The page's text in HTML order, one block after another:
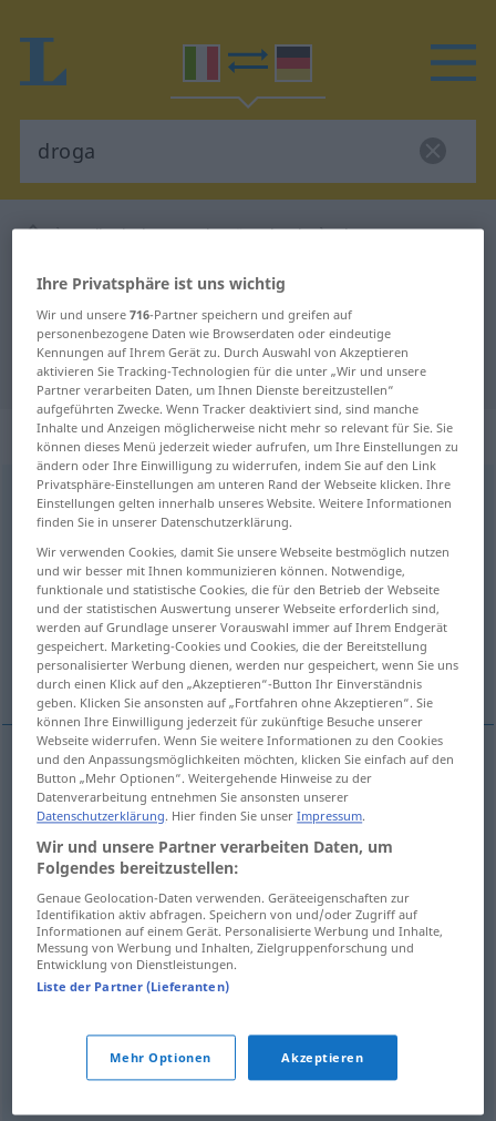
Italienisch-Deutsch Wörterbuch droga
Italienisch-Deutsch Übersetzung
für "droga"
"droga" Deutsch Übersetzung
„droga“: femminile
droga [ˈdrɔːga]f <pldroghe>
Übersicht aller Übersetzungen
(Für mehr Details die Übersetzung anklicken/antippen)
Droge, Rauschgift Gewürz
Weitere Beispiele...
Drogef droga
Rauschgift n droga
Gewürzn droga GASTR
Drogenmissbrauchm
Ihre Privatsphäre ist uns wichtig
Wir und unsere716-Partner speichern und greifen auf
personenbezogene Daten wie Browserdaten oder eindeutige
Kennungen auf Ihrem Gerät zu. Durch Auswahl von Akzeptieren
aktivieren Sie Tracking-Technologien für die unter „Wir und unsere
Partner verarbeiten Daten, um Ihnen Dienste bereitzustellen“
aufgeführten Zwecke. Wenn Tracker deaktiviert sind, sind manche
Inhalte und Anzeigen möglicherweise nicht mehr so relevant für Sie. Sie
können dieses Menü jederzeit wieder aufrufen, um Ihre Einstellungen zu
ändern oder Ihre Einwilligung zu widerrufen, indem Sie auf den Link
Privatsphäre-Einstellungen am unteren Rand der Webseite klicken. Ihre
Einstellungen gelten innerhalb unseres Website. Weitere Informationen
finden Sie in unserer Datenschutzerklärung.
Wir verwenden Cookies, damit Sie unsere Webseite bestmöglich nutzen
und wir besser mit Ihnen kommunizieren können. Notwendige,
funktionale und statistische Cookies, die für den Betrieb der Webseite
und der statistischen Auswertung unserer Webseite erforderlich sind,
werden auf Grundlage unserer Vorauswahl immer auf Ihrem Endgerät
gespeichert. Marketing-Cookies und Cookies, die der Bereitstellung
personalisierter Werbung dienen, werden nur gespeichert, wenn Sie uns
durch einen Klick auf den „Akzeptieren“-Button Ihr Einverständnis
geben. Klicken Sie ansonsten auf „Fortfahren ohne Akzeptieren“. Sie
können Ihre Einwilligung jederzeit für zukünftige Besuche unserer
Webseite widerrufen. Wenn Sie weitere Informationen zu den Cookies
und den Anpassungsmöglichkeiten möchten, klicken Sie einfach auf den
Button „Mehr Optionen“. Weitergehende Hinweise zu der
Datenverarbeitung entnehmen Sie ansonsten unserer
Datenschutzerklärung. Hier finden Sie unserImpressum.
Wir und unsere Partner verarbeiten Daten, um
Folgendes bereitzustellen:
Genaue Geolocation-Daten verwenden. Geräteeigenschaften zur
Identifikation aktiv abfragen. Speichern von und/oder Zugriff auf
Informationen auf einem Gerät. Personalisierte Werbung und Inhalte,
Messung von Werbung und Inhalten, Zielgruppenforschung und
Entwicklung von Dienstleistungen.
Liste der Partner (Lieferanten)
Mehr Optionen Akzeptieren